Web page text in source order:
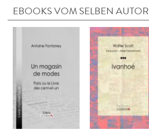
EBOOKS VOM SELBEN AUTOR